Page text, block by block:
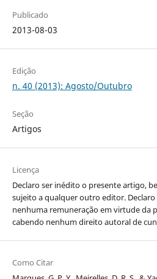
Publicado
2013-08-03
Edição
n. 40 (2013): Agosto/Outubro
Seção
Artigos
Licença
Declaro ser inédito o presente artigo,
sujeito a qualquer outro editor.
nenhuma remuneração em virtude da
cabendo nenhum direito autoral de
Como Citar